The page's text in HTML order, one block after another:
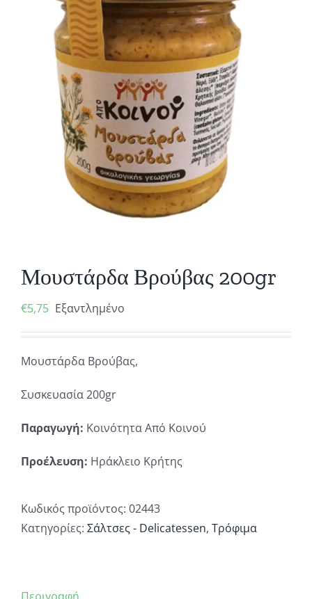
Μουστάρδα Βρούβας 200gr
€5,75 Εξαντλημένο
Μουστάρδα Βρούβας,
Συσκευασία 200gr
Παραγωγή: Κοινότητα Από Κοινού
Προέλευση: Ηράκλειο Κρήτης
Κωδικός προϊόντος: 02443
Κατηγορίες: Σάλτσες - Delicatessen, Τρόφιμα